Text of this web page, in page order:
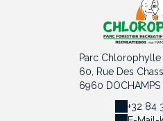
Parc Chlorophylle
60, Rue Des
6960 DOCHAMPS
+32 84